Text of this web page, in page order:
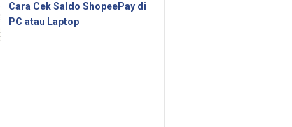
Cara Cek Saldo ShopeePay di
PC atau Laptop